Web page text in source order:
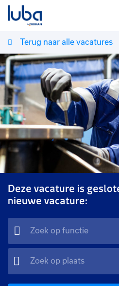
Vacatures
Over ons
Voor werkgevers
Contact
Terug naar alle vacatures
Deze vacature is
nieuwe vacature: